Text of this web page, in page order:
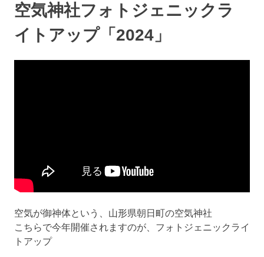
空気神社フォトジェニックラ
イトアップ「2024」
空気が御神体という、山形県朝日町の空気神社
こちらで今年開催されますのが、フォトジェニックライ
トアップ